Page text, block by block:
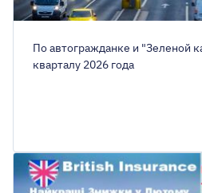
По автогражданке и "Зеленой
кварталу 2026 года